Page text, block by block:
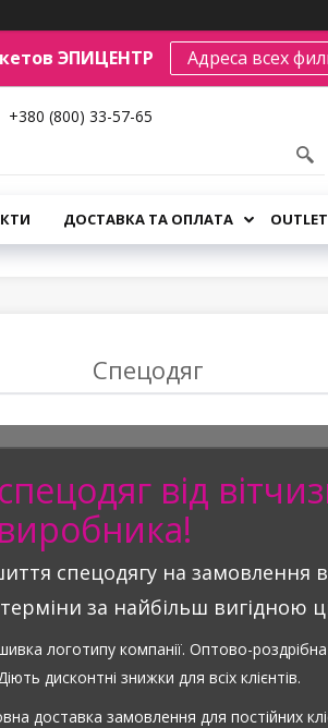
ЭПИЦЕНТР Адреса всех
+380 (800) 33-57-65
ДОСТАВКА ТА ОПЛАТА OUTLET
Спецодяг
від
виробника!
спецодягу на замовлення
терміни за найбільш вигідною
логотипу компанії. Оптово-роздрібна
дисконтні знижки для всіх клієнтів.
доставка замовлення для постійних